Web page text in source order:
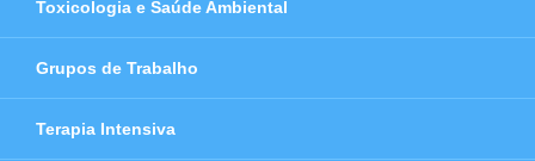
Toxicologia e Saúde Ambiental
Grupos de Trabalho
Terapia Intensiva